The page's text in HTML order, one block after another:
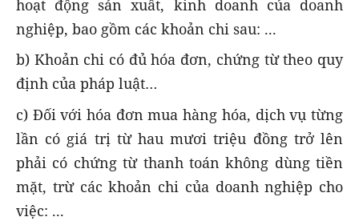
hoạt động sản xuất, kinh doanh của doanh
nghiệp, bao gồm các khoản chi sau: ...
b) Khoản chi có đủ hóa đơn, chứng từ theo quy
định của pháp luật…
c) Đối với hóa đơn mua hàng hóa, dịch vụ từng
lần có giá trị từ hau mươi triệu đồng trở lên
phải có chứng từ thanh toán không dùng tiền
mặt, trừ các khoản chi của doanh nghiệp cho
việc: ...